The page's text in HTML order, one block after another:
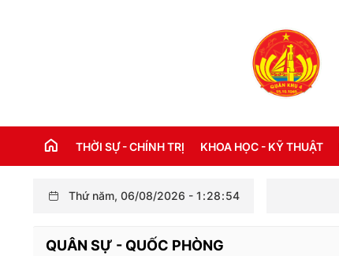
THỜI SỰ - CHÍNH TRỊ
THỜI SỰ QUỐC TẾ
KHOA HỌC - KỸ THUẬT
Thứ năm, 06/08/2026 - 1 :28:55
QUÂN SỰ - QUỐC PHÒNG